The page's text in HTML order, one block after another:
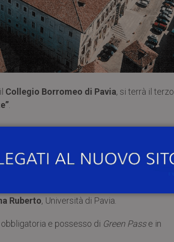
Collegio Borromeo di Pavia, si terrà il terzo
sostanza e forma
Ruberto, Università di Pavia.
e possesso di Green Passe in